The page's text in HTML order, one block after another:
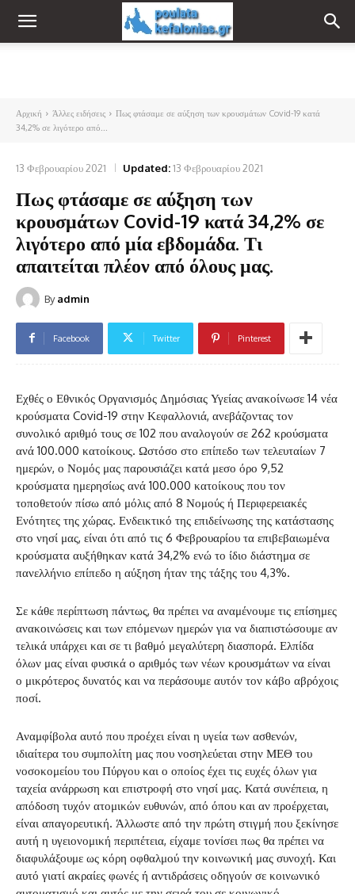
Αρχική Άλλες ειδήσεις
Πως φτάσαμε σε αύξηση των κρουσμάτων Covid-19 κατά
34,2% σε λιγότερο από...
13 Φεβρουαρίου 2021 Updated:13 Φεβρουαρίου 2021
Πως φτάσαμε σε αύξηση των
κρουσμάτων Covid-19 κατά 34,2% σε
λιγότερο από μία εβδομάδα. Τι
απαιτείται πλέον από όλους μας.
By admin
Facebook Twitter Pinterest
Εχθές ο Εθνικός Οργανισμός Δημόσιας Υγείας ανακοίνωσε 14 νέα
κρούσματα Covid-19 στην Κεφαλλονιά, ανεβάζοντας τον
συνολικό αριθμό τους σε 102 που αναλογούν σε 262 κρούσματα
ανά 100.000 κατοίκους. Ωστόσο στο επίπεδο των τελευταίων 7
ημερών, ο Νομός μας παρουσιάζει κατά μεσο όρο 9,52
κρούσματα ημερησίως ανά 100.000 κατοίκους που τον
τοποθετούν πίσω από μόλις από 8 Νομούς ή Περιφερειακές
Ενότητες της χώρας. Ενδεικτικό της επιδείνωσης της κατάστασης
στο νησί μας, είναι ότι από τις 6 Φεβρουαρίου τα επιβεβαιωμένα
κρούσματα αυξήθηκαν κατά 34,2% ενώ το ίδιο διάστημα σε
πανελλήνιο επίπεδο η αύξηση ήταν της τάξης του 4,3%.
Σε κάθε περίπτωση πάντως, θα πρέπει να αναμένουμε τις επίσημες
ανακοινώσεις και των επόμενων ημερών για να διαπιστώσουμε αν
τελικά υπάρχει και σε τι βαθμό μεγαλύτερη διασπορά. Ελπίδα
όλων μας είναι φυσικά ο αριθμός των νέων κρουσμάτων να είναι
ο μικρότερος δυνατός και να περάσουμε αυτόν τον κάβο αβρόχοις
ποσί.
Αναμφίβολα αυτό που προέχει είναι η υγεία των ασθενών,
ιδιαίτερα του συμπολίτη μας που νοσηλεύεται στην ΜΕΘ του
νοσοκομείου του Πύργου και ο οποίος έχει τις ευχές όλων για
ταχεία ανάρρωση και επιστροφή στο νησί μας. Κατά συνέπεια, η
απόδοση τυχόν ατομικών ευθυνών, από όπου και αν προέρχεται,
είναι απαγορευτική. Άλλωστε από την πρώτη στιγμή που ξεκίνησε
αυτή η υγειονομική περιπέτεια, είχαμε τονίσει πως θα πρέπει να
διαφυλάξουμε ως κόρη οφθαλμού την κοινωνική μας συνοχή. Και
αυτό γιατί ακραίες φωνές ή αντιδράσεις οδηγούν σε κοινωνικό